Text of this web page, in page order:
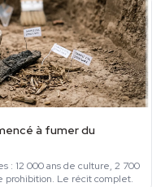
à fumer du
: 12 000 ans de culture, 2 700
prohibition. Le récit complet.